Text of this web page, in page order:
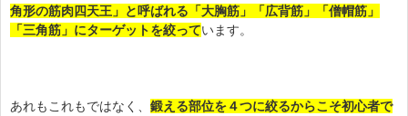
角形の筋肉四天王」と呼ばれる「大胸筋」「広背筋」「僧帽筋」
「三角筋」にターゲットを絞っています。
あれもこれもではなく、 鍛える部位を４つに絞るからこそ初心者で